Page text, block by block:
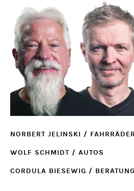
NORBERT JELINSKI /
WOLF SCHMIDT / AUTOS
CORDULA BIESEWIG / BERATUNG